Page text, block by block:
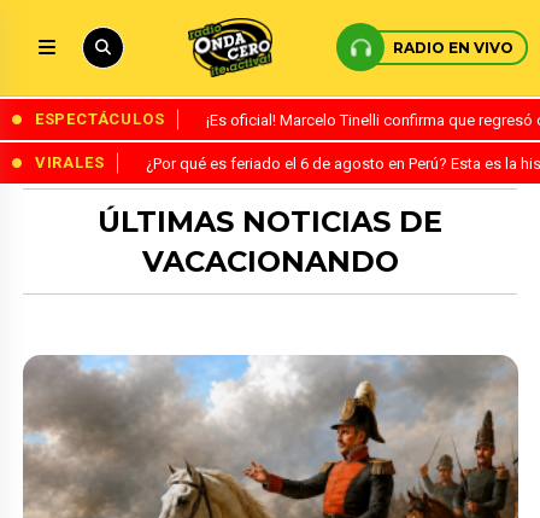
RADIO EN VIVO
ESPECTÁCULOS ¡Es oficial! Marcelo Tinelli confirma que
VIRALES ¿Por qué es feriado el 6 de agosto en Perú? Esta es la
ÚLTIMAS NOTICIAS DE
VACACIONANDO